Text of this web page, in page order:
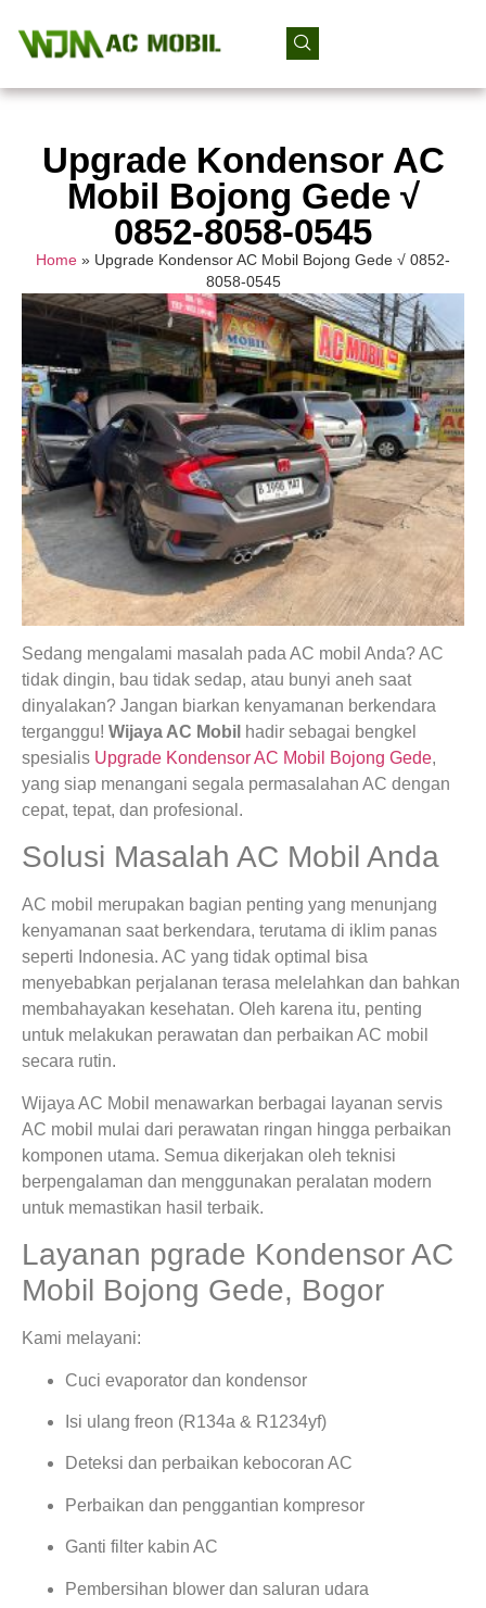
Upgrade Kondensor AC
Mobil Bojong Gede √
0852-8058-0545
Home » Upgrade Kondensor AC Mobil Bojong Gede √ 0852-
8058-0545
Sedang mengalami masalah pada AC mobil Anda? AC
tidak dingin, bau tidak sedap, atau bunyi aneh saat
dinyalakan? Jangan biarkan kenyamanan berkendara
terganggu! Wijaya AC Mobil hadir sebagai bengkel
spesialis Upgrade Kondensor AC Mobil Bojong Gede,
yang siap menangani segala permasalahan AC dengan
cepat, tepat, dan profesional.
Solusi Masalah AC Mobil Anda
AC mobil merupakan bagian penting yang menunjang
kenyamanan saat berkendara, terutama di iklim panas
seperti Indonesia. AC yang tidak optimal bisa
menyebabkan perjalanan terasa melelahkan dan bahkan
membahayakan kesehatan. Oleh karena itu, penting
untuk melakukan perawatan dan perbaikan AC mobil
secara rutin.
Wijaya AC Mobil menawarkan berbagai layanan servis
AC mobil mulai dari perawatan ringan hingga perbaikan
komponen utama. Semua dikerjakan oleh teknisi
berpengalaman dan menggunakan peralatan modern
untuk memastikan hasil terbaik.
Layanan pgrade Kondensor AC
Mobil Bojong Gede, Bogor
Kami melayani:
Cuci evaporator dan kondensor
Isi ulang freon (R134a & R1234yf)
Deteksi dan perbaikan kebocoran AC
Perbaikan dan penggantian kompresor
Ganti filter kabin AC
Pembersihan blower dan saluran udara